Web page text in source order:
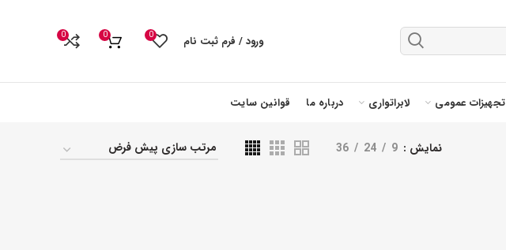
ورود / فرم ثبت نام 0
0
0
تجهیزات عمومی لابراتواری درباره ما قوانین سایت
نمایش 9
24
36